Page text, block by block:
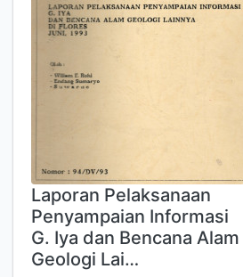
Laporan Pelaksanaan
Penyampaian Informasi
G. Iya dan Bencana Alam
Geologi Lai…